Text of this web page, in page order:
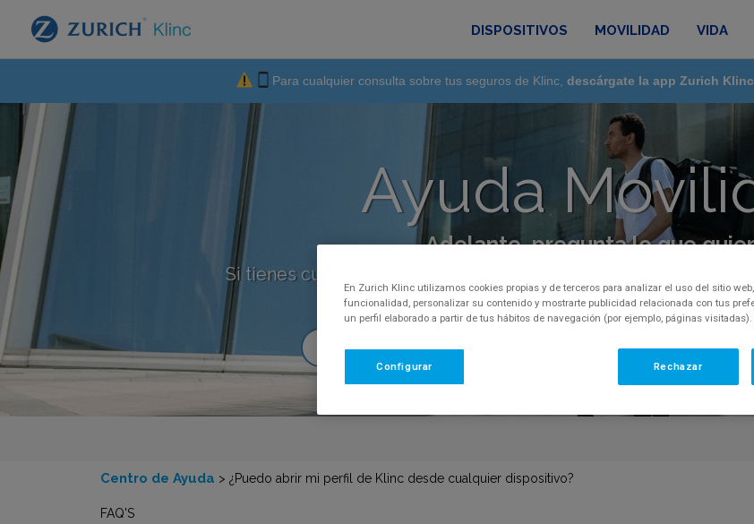
DISPOSITIVOS MOVILIDAD VIDA
Para cualquier consulta sobre tus seguros de Klinc, descárgate la app Zurich Klinc
Ayuda
Adelante, pregunta lo que
Si tienes cualquier pregunta, inquietud o comentario, por
Centro de Ayuda > ¿Puedo abrir mi perfil de Klinc desde cualquier dispositivo?
FAQ'S
En Zurich Klinc utilizamos cookies propias y de terceros para analizar el uso del sitio
funcionalidad, personalizar su contenido y mostrarte publicidad relacionada con tus
un perfil elaborado a partir de tus hábitos de navegación (por ejemplo, páginas visitadas).
Rechazar
Configurar